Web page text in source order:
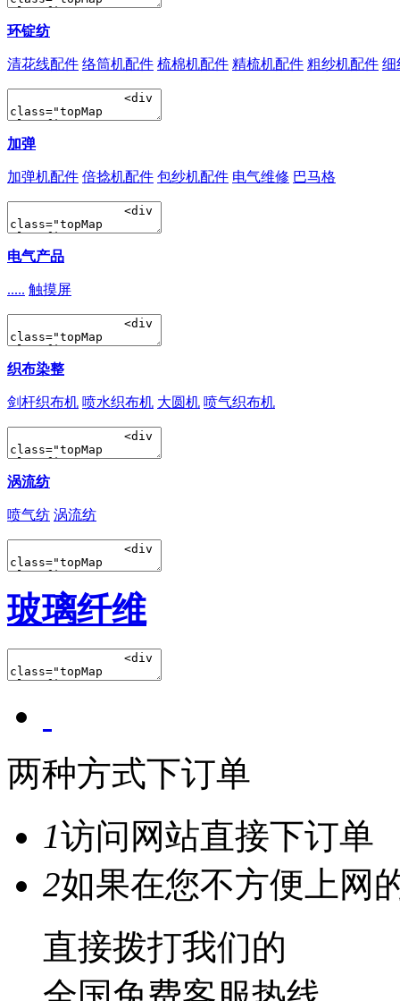
环锭纺
清花线配件 络筒机配件 梳棉机配件 精梳机配件 粗纱机配件 细
加弹
加弹机配件 倍捻机配件 包纱机配件 电气维修 巴马格
电气产品
..... 触摸屏
织布染整
剑杆织布机 喷水织布机 大圆机 喷气织布机
涡流纺
喷气纺 涡流纺
玻璃纤维
两种方式下订单
1访问网站直接下订单
2如果在您不方便上网
直接拨打我们的